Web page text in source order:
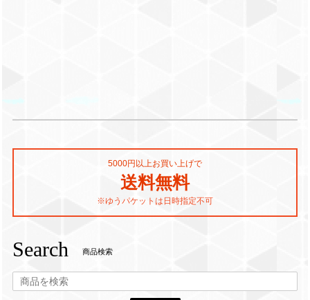
5000円以上お買い上げで
送料無料
※ゆうパケットは日時指定不可
Search 商品検索